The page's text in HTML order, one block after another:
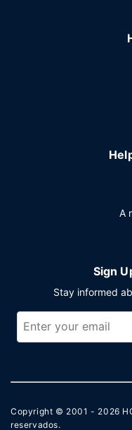
bebida refrescante no
entre as 7:00 e as
fios grátis, um
rápido. Planeia um
reuniões, com uma
Há estacionamento
A
Sign
Stay informed
Copyright © 2001 - 2026
reservados.